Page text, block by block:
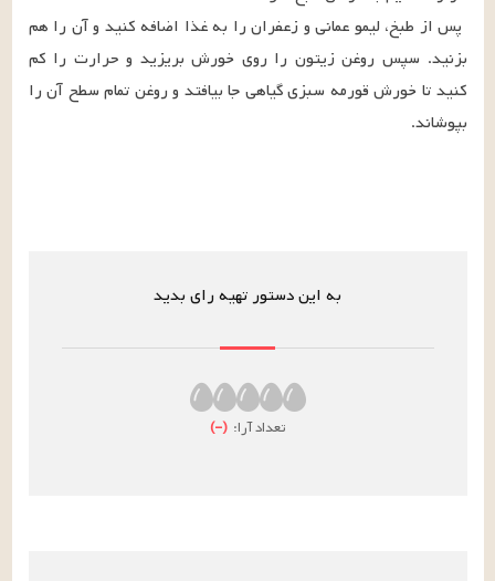
بپوشاند.
به این دستور تهیه رای بدید
تعداد آرا: (
–
)